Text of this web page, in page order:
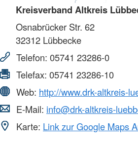
Kreisverband Altkreis
Osnabrücker Str. 62
32312 Lübbecke
Telefon: 05741 23286-0
Telefax: 05741 23286-10
Web: http://www.drk-altkreis-
E-Mail: info@drk-altkreis-
Karte: Link zur Google Maps